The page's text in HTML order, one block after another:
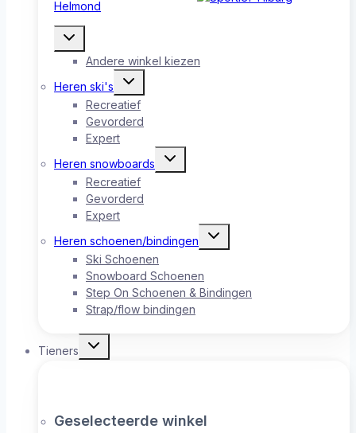
Toggle
Andere winkel kiezen
Heren ski's
Toggle
Recreatief
Gevorderd
Expert
Heren snowboards
Toggle
Recreatief
Gevorderd
Expert
Heren schoenen/bindingen
Toggle
Ski Schoenen
Snowboard Schoenen
Step On Schoenen & Bindingen
Strap/flow bindingen
Tieners
Toggle
Geselecteerde winkel